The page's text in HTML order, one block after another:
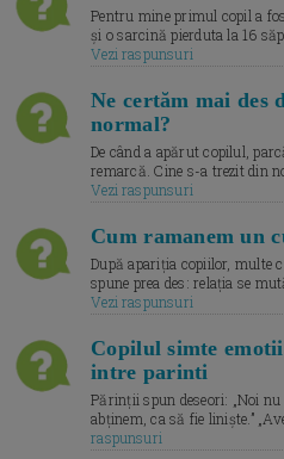
Pentru mine primul copil a
și o sarcină pierduta la 16
Vezi raspunsuri
Ne certăm mai des
normal?
De când a apărut copilul,
remarcă. Cine s-a trezit din
Vezi raspunsuri
Cum ramanem un
După apariția copiilor, multe
spune prea des: relația se
Vezi raspunsuri
Copilul simte
intre parinti
Părinții spun deseori: „Noi
abținem, ca să fie liniște.”
raspunsuri